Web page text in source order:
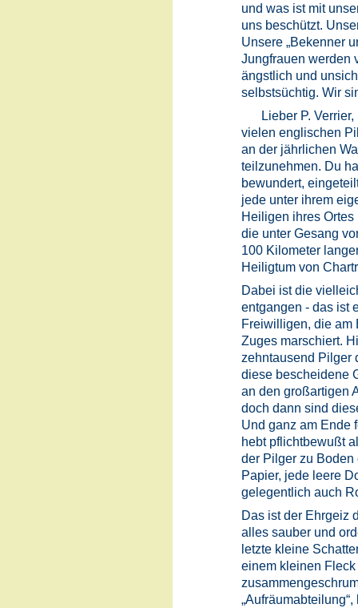
und was ist mit
uns beschützt.
Unsere „Bekenner
Jungfrauen werden
ängstlich und
selbstsüchtig. Wir
Lieber P.
vielen englischen
an der jährlichen
teilzunehmen. Du
bewundert,
jede unter ihrem
Heiligen ihres
die unter Gesang
100 Kilometer
Heiligtum von
Dabei ist die
entgangen - das ist
Freiwilligen, die am
Zuges marschiert.
zehntausend Pilger
diese bescheidene
an den großartigen
doch dann sind
Und ganz am Ende
hebt pflichtbewußt
der Pilger zu
Papier, jede leere
gelegentlich auch
Das ist der Ehrgeiz
alles sauber und
letzte kleine
einem kleinen